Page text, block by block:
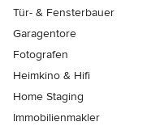
Tür- & Fensterbauer
Garagentore
Fotografen
Heimkino & Hifi
Home Staging
Immobilienmakler